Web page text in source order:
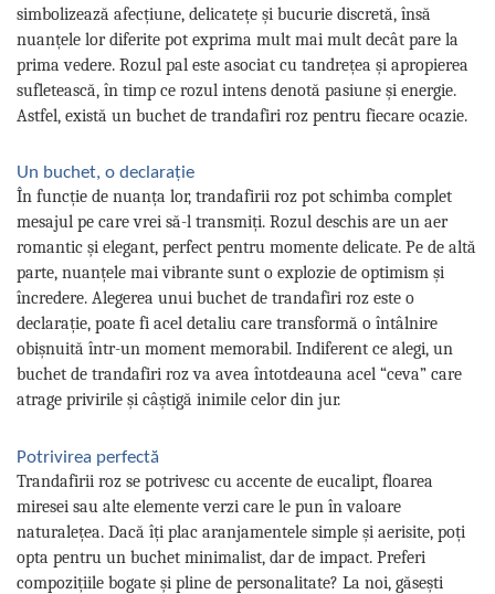
simbolizează afecțiune, delicatețe și bucurie discretă, însă
nuanțele lor diferite pot exprima mult mai mult decât pare la
prima vedere. Rozul pal este asociat cu tandrețea și apropierea
sufletească, în timp ce rozul intens denotă pasiune și energie.
Astfel, există un buchet de trandafiri roz pentru fiecare ocazie.
Un buchet, o declarație
În funcție de nuanța lor, trandafirii roz pot schimba complet
mesajul pe care vrei să-l transmiți. Rozul deschis are un aer
romantic și elegant, perfect pentru momente delicate. Pe de altă
parte, nuanțele mai vibrante sunt o explozie de optimism și
încredere. Alegerea unui buchet de trandafiri roz este o
declarație, poate fi acel detaliu care transformă o întâlnire
obișnuită într-un moment memorabil. Indiferent ce alegi, un
buchet de trandafiri roz va avea întotdeauna acel “ceva” care
atrage privirile și câștigă inimile celor din jur.
Potrivirea perfectă
Trandafirii roz se potrivesc cu accente de eucalipt, floarea
miresei sau alte elemente verzi care le pun în valoare
naturalețea. Dacă îți plac aranjamentele simple și aerisite, poți
opta pentru un buchet minimalist, dar de impact. Preferi
compozițiile bogate și pline de personalitate? La noi, găsești